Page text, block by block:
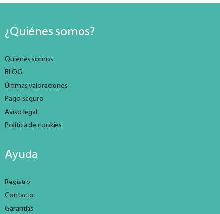
¿Quiénes somos?
Quienes somos
BLOG
Últimas valoraciones
Pago seguro
Aviso legal
Política de cookies
Ayuda
Registro
Contacto
Garantías